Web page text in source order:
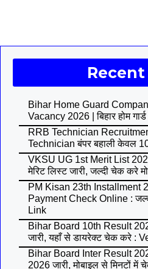
Bihar Home Guard
Vacancy 2026 | बिहार होम
RRB Technician
Technician बंपर बहाली केवल
VKSU UG 1st Merit List
मेरिट लिस्ट जारी, जल्दी चेक करे
PM Kisan 23th Installment
Payment Check Online :
Link
Bihar Board 10th Result 2026
जारी, यहाँ से डायरेक्ट चेक करे :
Bihar Board Inter Result 2026
2026 जारी, मोबाइल से मिनटों